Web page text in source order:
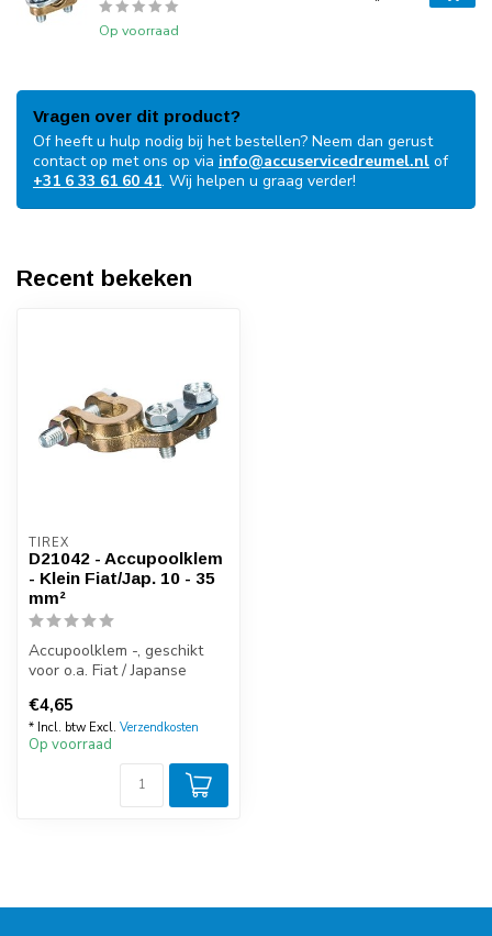
Op voorraad
Vragen over dit product?
Of heeft u hulp nodig bij het bestellen? Neem dan gerust
contact op met ons op via info@accuservicedreumel.nl of
+31 6 33 61 60 41. Wij helpen u graag verder!
Recent bekeken
TIREX
D21042 - Accupoolklem
- Klein Fiat/Jap. 10 - 35
mm²
Accupoolklem -, geschikt
voor o.a. Fiat / Japanse
€4,65
* Incl. btw Excl. Verzendkosten
Op voorraad